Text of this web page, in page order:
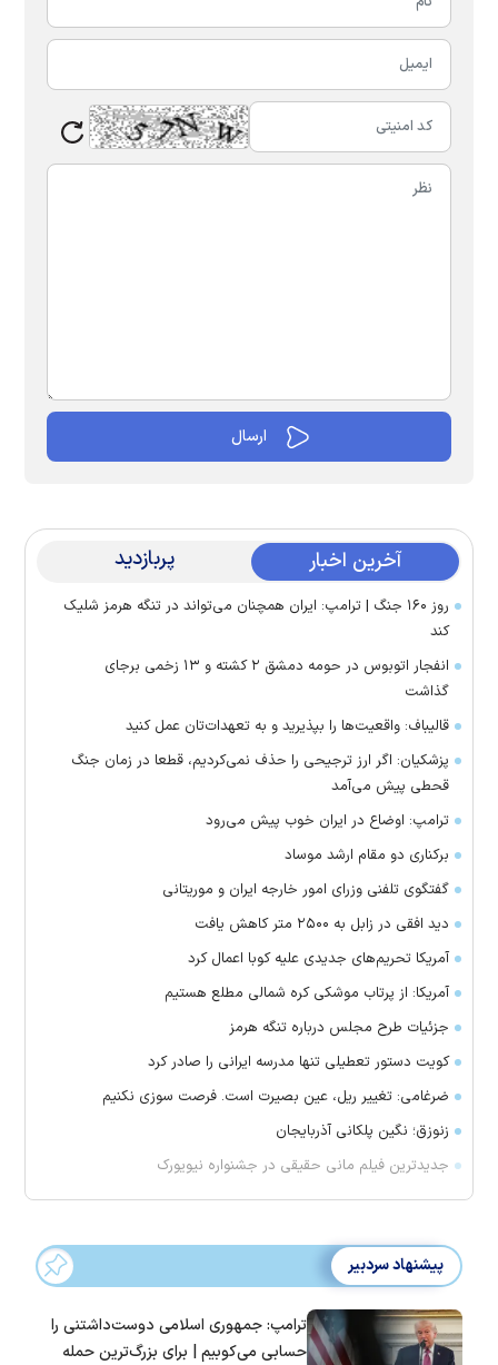
آخرین اخبار پربازدید
روز ۱۶۰ جنگ | ترامپ: ایران همچنان می‌تواند در تنگه هرمز شلیک
کند
انفجار اتوبوس در حومه دمشق ۲ کشته و ۱۳ زخمی برجای
گذاشت
قالیباف: واقعیت‌ها را بپذیرید و به تعهدات‌تان عمل کنید
پزشکیان: اگر ارز ترجیحی را حذف نمی‌کردیم، قطعا در زمان جنگ
قحطی پیش می‌آمد
ترامپ: اوضاع در ایران خوب پیش می‌رود
برکناری دو مقام ارشد موساد
گفتگوی تلفنی وزرای امور خارجه ایران و موریتانی
دید افقی در زابل به ۲۵۰۰ متر کاهش یافت
آمریکا تحریم‌های جدیدی علیه کوبا اعمال کرد
آمریکا: از پرتاب موشکی کره شمالی مطلع هستیم
جزئیات طرح مجلس درباره تنگه هرمز
کویت دستور تعطیلی تنها مدرسه ایرانی را صادر کرد
ضرغامی: تغییر ریل، عین بصیرت است. فرصت سوزی نکنیم
زنوزق؛ نگین پلکانی آذربایجان
جدیدترین فیلم مانی حقیقی در جشنواره نیویورک
پیشنهاد سردبیر
ترامپ: جمهوری اسلامی دوست‌داشتنی را
حسابی می‌کوبیم | برای بزرگ‌ترین حمله